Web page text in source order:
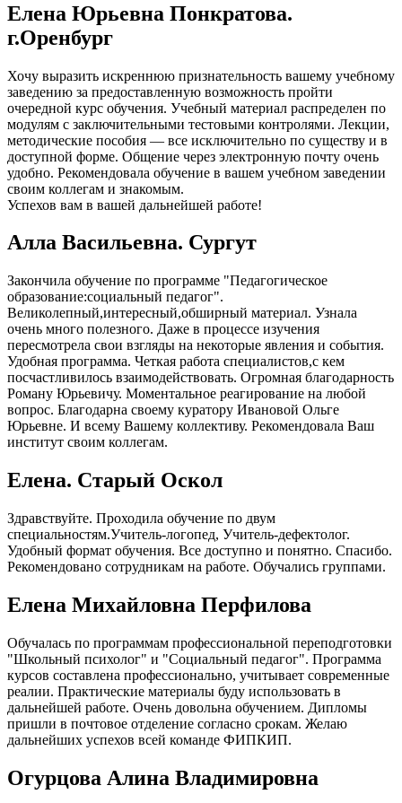
Елена Юрьевна Понкратова.
г.Оренбург
Хочу выразить искреннюю признательность вашему учебному
заведению за предоставленную возможность пройти
очередной курс обучения. Учебный материал распределен по
модулям с заключительными тестовыми контролями. Лекции,
методические пособия — все исключительно по существу и в
доступной форме. Общение через электронную почту очень
удобно. Рекомендовала обучение в вашем учебном заведении
своим коллегам и знакомым.
Успехов вам в вашей дальнейшей работе!
Алла Васильевна. Сургут
Закончила обучение по программе "Педагогическое
образование:социальный педагог".
Великолепный,интересный,обширный материал. Узнала
очень много полезного. Даже в процессе изучения
пересмотрела свои взгляды на некоторые явления и события.
Удобная программа. Четкая работа специалистов,с кем
посчастливилось взаимодействовать. Огромная благодарность
Роману Юрьевичу. Моментальное реагирование на любой
вопрос. Благодарна своему куратору Ивановой Ольге
Юрьевне. И всему Вашему коллективу. Рекомендовала Ваш
институт своим коллегам.
Елена. Старый Оскол
Здравствуйте. Проходила обучение по двум
специальностям.Учитель-логопед, Учитель-дефектолог.
Удобный формат обучения. Все доступно и понятно. Спасибо.
Рекомендовано сотрудникам на работе. Обучались группами.
Елена Михайловна Перфилова
Обучалась по программам профессиональной переподготовки
"Школьный психолог" и "Социальный педагог". Программа
курсов составлена профессионально, учитывает современные
реалии. Практические материалы буду использовать в
дальнейшей работе. Очень довольна обучением. Дипломы
пришли в почтовое отделение согласно срокам. Желаю
дальнейших успехов всей команде ФИПКИП.
Огурцова Алина Владимировна